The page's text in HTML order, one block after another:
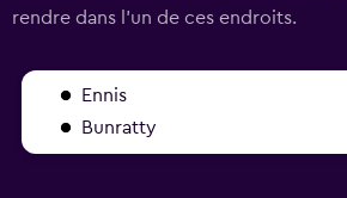
rendre dans l'un de ces endroits.
Ennis
Bunratty